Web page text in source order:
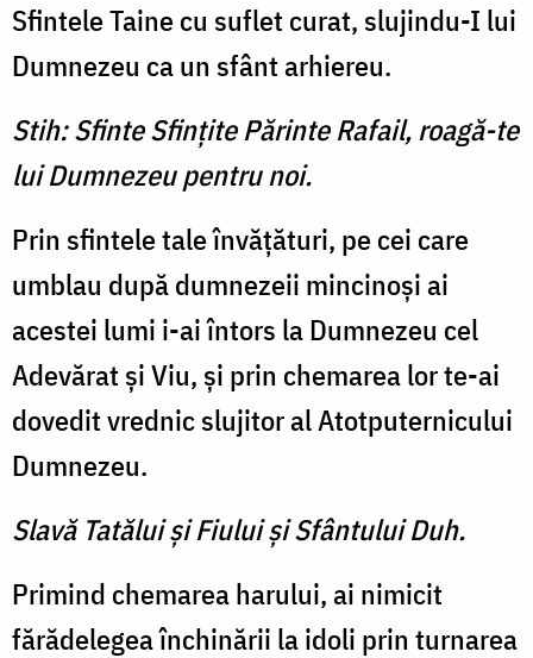
Sfintele Taine cu suflet curat, slujindu-I lui
Dumnezeu ca un sfânt arhiereu.
Stih: Sfinte Sfințite Părinte Rafail, roagă-te
lui Dumnezeu pentru noi.
Prin sfintele tale învățături, pe cei care
umblau după dumnezeii mincinoși ai
acestei lumi i-ai întors la Dumnezeu cel
Adevărat și Viu, și prin chemarea lor te-ai
dovedit vrednic slujitor al Atotputernicului
Dumnezeu.
Slavă Tatălui şi Fiului şi Sfântului Duh.
Primind chemarea harului, ai nimicit
fărădelegea închinării la idoli prin turnarea